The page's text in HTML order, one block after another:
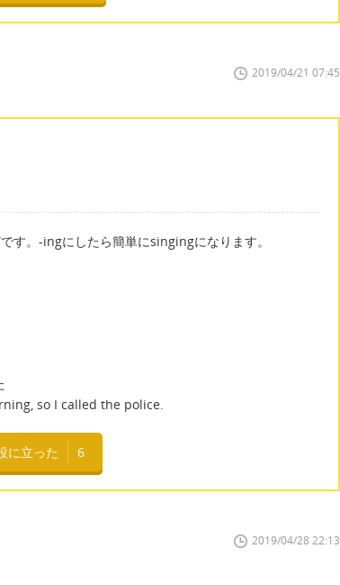
2019/04/21 07:45
す。-ingにしたら簡単にsingingになります。
so I called the police.
に立った 6
2019/04/28 22:13